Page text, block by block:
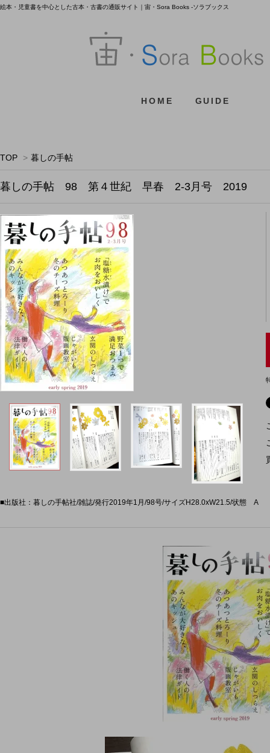
絵本・児童書を中心とした古本・古書の通販サイト｜宙・Sora Books -ソラブックス
HOME GUIDE
TOP > 暮しの手帖
暮しの手帖 98 第４世紀 早春 2-3月号 2019
■出版社：暮しの手帖社/雑誌/発行2019年1月/98号/サイズH28.0xW21.5/